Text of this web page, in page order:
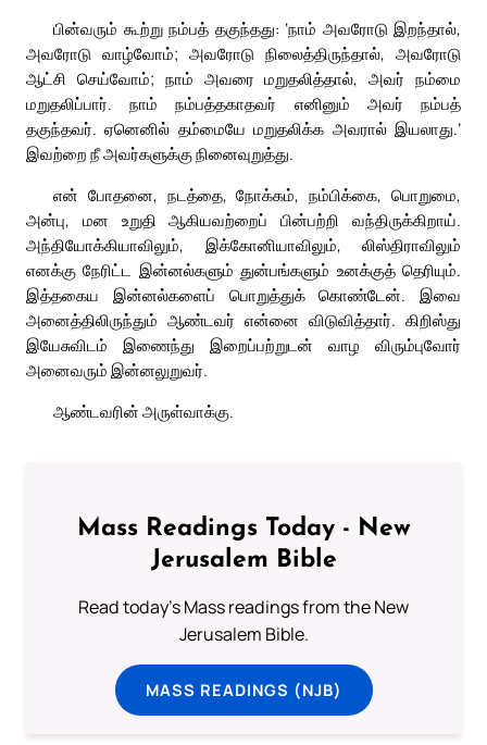
பின்வரும் கூற்று நம்பத் தகுந்தது: ‘நாம் அவரோடு இறந்தால்,
அவரோடு வாழ்வோம்; அவரோடு நிலைத்திருந்தால், அவரோடு
ஆட்சி செய்வோம்; நாம் அவரை மறுதலித்தால், அவர் நம்மை
மறுதலிப்பார். நாம் நம்பத்தகாதவர் எனினும் அவர் நம்பத்
தகுந்தவர். ஏனெனில் தம்மையே மறுதலிக்க அவரால் இயலாது.’
இவற்றை நீ அவர்களுக்கு நினைவுறுத்து.
என் போதனை, நடத்தை, நோக்கம், நம்பிக்கை, பொறுமை,
அன்பு, மன உறுதி ஆகியவற்றைப் பின்பற்றி வந்திருக்கிறாய்.
அந்தியோக்கியாவிலும், இக்கோனியாவிலும், லிஸ்திராவிலும்
எனக்கு நேரிட்ட இன்னல்களும் துன்பங்களும் உனக்குத் தெரியும்.
இத்தகைய இன்னல்களைப் பொறுத்துக் கொண்டேன். இவை
அனைத்திலிருந்தும் ஆண்டவர் என்னை விடுவித்தார். கிறிஸ்து
இயேசுவிடம் இணைந்து இறைப்பற்றுடன் வாழ விரும்புவோர்
அனைவரும் இன்னலுறுவர்.
ஆண்டவரின் அருள்வாக்கு.
Mass Readings Today - New
Jerusalem Bible
Read today's Mass readings from the New
Jerusalem Bible.
MASS READINGS (NJB)